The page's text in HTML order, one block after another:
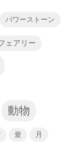
パワーストーン
ェアリー
動物
愛 月